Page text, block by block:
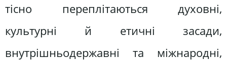
тісно переплітаються духовні,
культурні й етичні засади,
внутрішньодержавні та міжнародні,